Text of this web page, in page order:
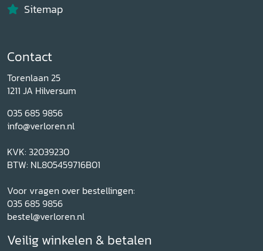
Sitemap
Contact
Torenlaan 25
1211 JA Hilversum
035 685 9856
info@verloren.nl
KVK: 32039230
BTW: NL805459716B01
Voor vragen over bestellingen:
035 685 9856
bestel@verloren.nl
Veilig winkelen & betalen